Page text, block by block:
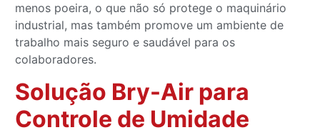
menos poeira, o que não só protege o maquinário
industrial, mas também promove um ambiente de
trabalho mais seguro e saudável para os
colaboradores.
Solução Bry-Air para
Controle de Umidade